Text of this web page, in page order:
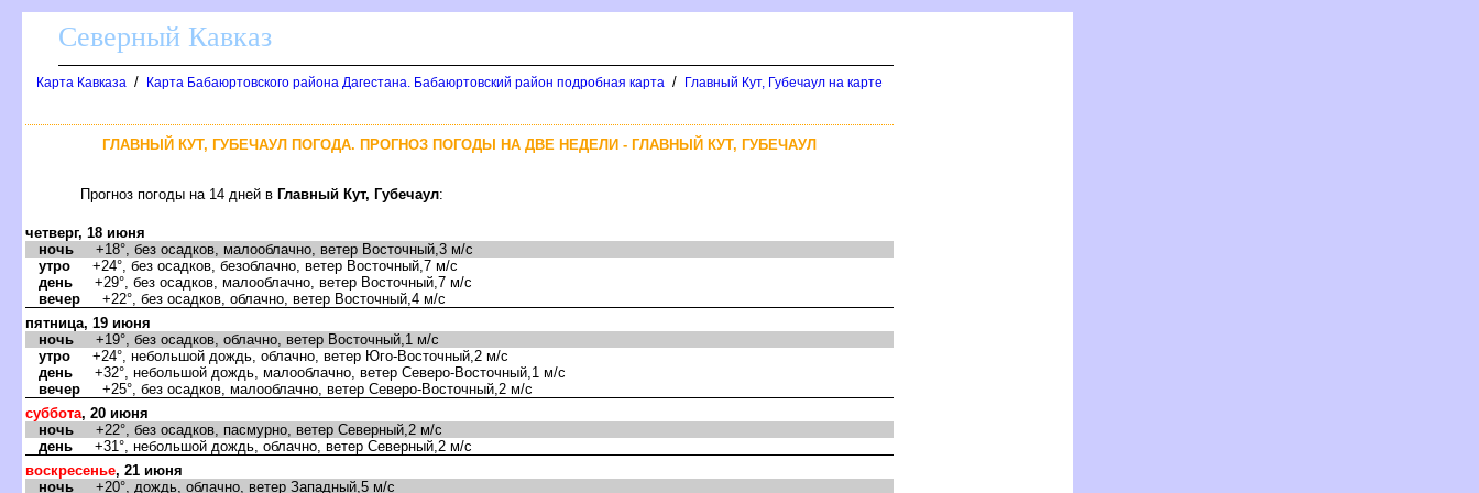
Северный Кавказ
Карта Кавказа / Карта Бабаюртовского района Дагестана. Бабаюртовский район подробная карта / Главный Кут, Губечаул на карте
ГЛАВНЫЙ КУТ, ГУБЕЧАУЛ ПОГОДА. ПРОГНОЗ ПОГОДЫ НА ДВЕ НЕДЕЛИ - ГЛАВНЫЙ КУТ, ГУБЕЧАУЛ
Прогноз погоды на 14 дней Главный Кут, Губечаул:
четверг, 18 июня
ночь +18°, без осадков, малооблачно, ветер Восточный,3 м/с
утро +24°, без осадков, безоблачно, ветер Восточный,7 м/с
день +29°, без осадков, малооблачно, ветер Восточный,7 м/с
ечер +22°, без осадков, облачно, ветер Восточный,4 м/с
пятница, 19 июня
ночь +19°, без осадков, облачно, ветер Восточный,1 м/с
утро +24°, небольшой дождь, облачно, ветер Юго-Восточный,2 м/с
день +32°, небольшой дождь, малооблачно, ветер Северо-Восточный,1 м/с
ечер +25°, без осадков, малооблачно, ветер Северо-Восточный,2 м/с
суббота, 20 июня
ночь +22°, без осадков, пасмурно, ветер Северный,2 м/с
день +31°, небольшой дождь, облачно, ветер Северный,2 м/с
оскресенье, 21 июня
ночь +20°, дождь, облачно, ветер Западный,5 м/с